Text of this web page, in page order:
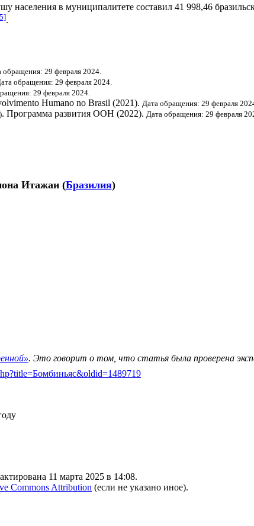
населения в муниципалитете составил 41 998,46
.
обращения: 29 февраля 2024.
обращения: 29 февраля 2024.
29 февраля 2024.
Humano no Brasil (2021). Дата обращения: 29 февраля
. Программа развития ООН (2022). Дата обращения: 29 февраля
Итажаи(Бразилия)
. Это говорит о том, что статья была проверена
11 марта 2025 в 14:08.
Commons Attribution (если не указано иное).